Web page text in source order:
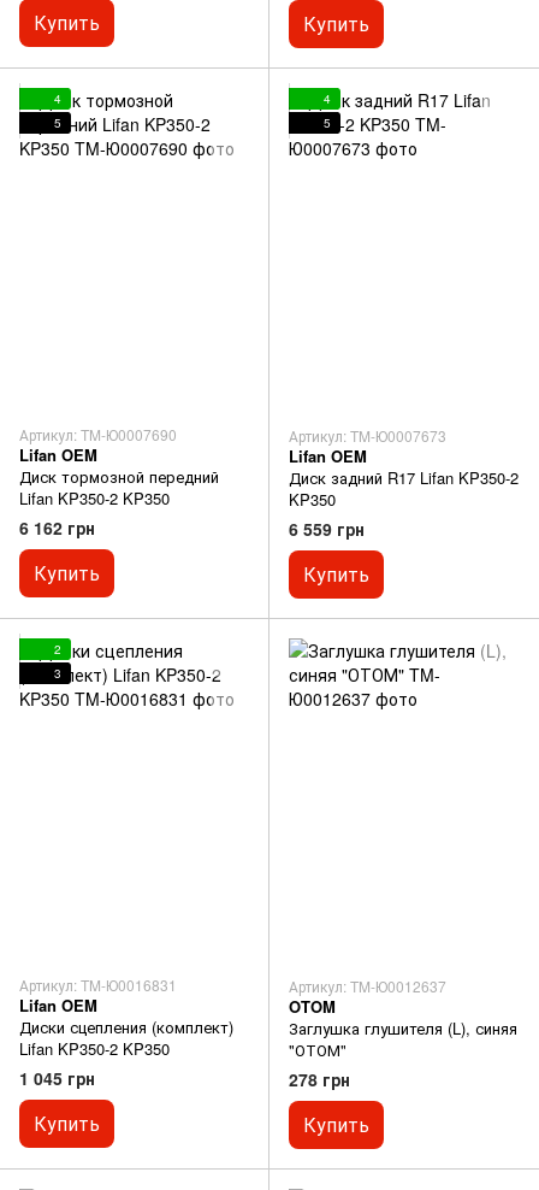
Купить Купить
4
5
Артикул: TM-Ю0007690
Lifan OEM
Диск тормозной передний
Lifan KP350-2 KP350
6 162 грн
Купить
4
5
Артикул: TM-Ю0007673
Lifan OEM
Диск задний R17 Lifan KP350-2
KP350
6 559 грн
Купить
2
3
Артикул: TM-Ю0016831
Lifan OEM
Диски сцепления (комплект)
Lifan KP350-2 KP350
1 045 грн
Купить
Артикул: TM-Ю0012637
OTOM
Заглушка глушителя (L), синяя
"ОТОМ"
278 грн
Купить